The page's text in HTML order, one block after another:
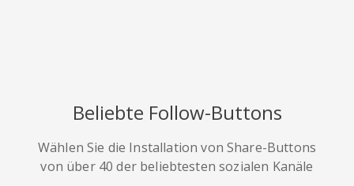
Beliebte Follow-Buttons
Wählen Sie die Installation von Share-Buttons
von über 40 der beliebtesten sozialen Kanäle